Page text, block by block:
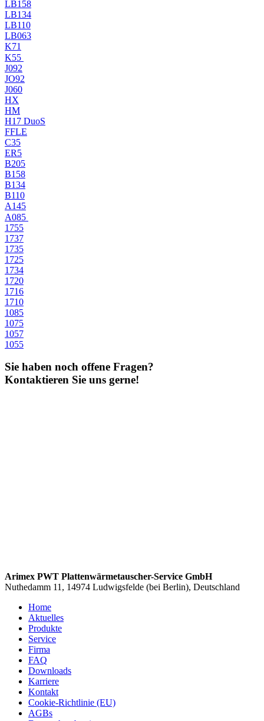
LB158
LB134
LB110
LB063
K71
K55
J092
JO92
J060
HX
HM
H17 DuoS
FFLE
C35
ER5
B205
B158
B134
B110
A145
A085
1755
1737
1735
1725
1734
1720
1716
1710
1085
1075
1057
1055
Sie haben noch offene Fragen?
Kontaktieren Sie uns gerne!
Arimex PWT Plattenwärmetauscher-Service GmbH
Nuthedamm 11, 14974 Ludwigsfelde (bei Berlin), Deutschland
Home
Aktuelles
Produkte
Service
Firma
FAQ
Downloads
Karriere
Kontakt
Cookie-Richtlinie (EU)
AGBs